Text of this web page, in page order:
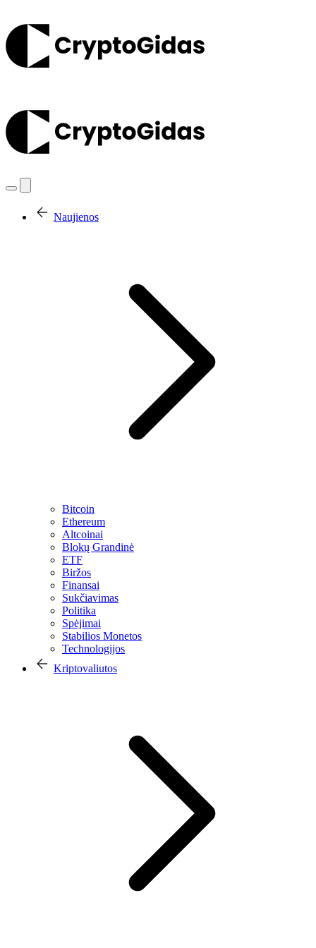
Naujienos
Bitcoin
Ethereum
Altcoinai
Blokų Grandinė
ETF
Biržos
Finansai
Sukčiavimas
Politika
Spėjimai
Stabilios Monetos
Technologijos
Kriptovaliutos